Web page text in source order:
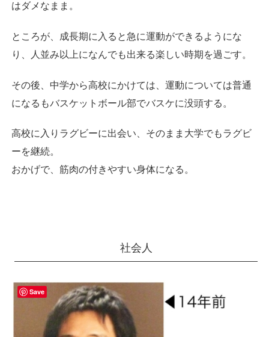
はダメなまま。
ところが、成長期に入ると急に運動ができるようにな
り、人並み以上になんでも出来る楽しい時期を過ごす。
その後、中学から高校にかけては、運動については普通
になるもバスケットボール部でバスケに没頭する。
高校に入りラグビーに出会い、そのまま大学でもラグビ
ーを継続。
おかげで、筋肉の付きやすい身体になる。
社会人
Save